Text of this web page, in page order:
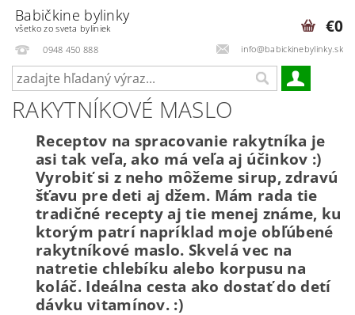
Babičkine bylinky
všetko zo sveta byliniek
0948 450 888
info@babickinebylinky.sk
€0
RAKYTNÍKOVÉ MASLO
Receptov na spracovanie rakytníka je
asi tak veľa, ako má veľa aj účinkov :)
Vyrobiť si z neho môžeme sirup, zdravú
šťavu pre deti aj džem. Mám rada tie
tradičné recepty aj tie menej známe, ku
ktorým patrí napríklad moje obľúbené
rakytníkové maslo. Skvelá vec na
natretie chlebíku alebo korpusu na
koláč. Ideálna cesta ako dostať do detí
dávku vitamínov. :)